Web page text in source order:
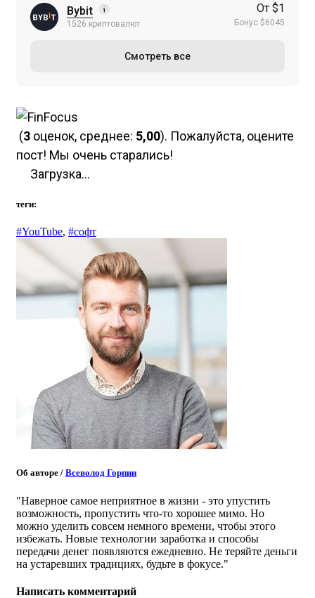
Bybit
1526 криптовалют
От $1
Бонус $6045
Смотреть все
(3 оценок, среднее: 5,00). Пожалуйста, оцените
пост! Мы очень старались!
Загрузка...
теги:
#YouTube, #софт
Об авторе / Всеволод Горпин
"Наверное самое неприятное в жизни - это упустить
возможность, пропустить что-то хорошее мимо. Но
можно уделить совсем немного времени, чтобы этого
избежать. Новые технологии заработка и способы
передачи денег появляются ежедневно. Не теряйте деньги
на устаревших традициях, будьте в фокусе."
Написать комментарий